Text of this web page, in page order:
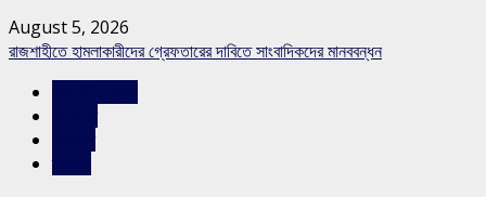
August 5, 2026
রাজশাহীতে হামলাকারীদের গ্রেফতারের দাবিতে সাংবাদিকদের মানববন্ধন